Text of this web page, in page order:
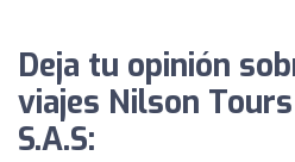
Deja tu opinión
viajes Nilson
S.A.S: